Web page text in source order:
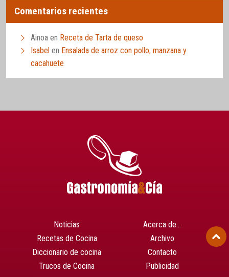
Comentarios recientes
Ainoa en Receta de Tarta de queso
Isabel en Ensalada de arroz con pollo, manzana y
cacahuete
Noticias
Recetas de Cocina
Diccionario de cocina
Trucos de Cocina
Acerca de…
Archivo
Contacto
Publicidad